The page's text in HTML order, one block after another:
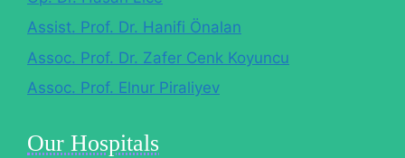
Assist. Prof. Dr. Hanifi Önalan
Assoc. Prof. Dr. Zafer Cenk Koyuncu
Assoc. Prof. Elnur Piraliyev
Our Hospitals